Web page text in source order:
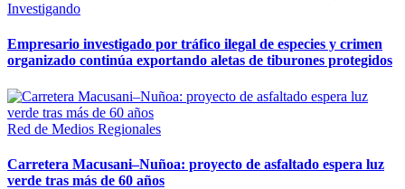
Investigando
Empresario investigado por tráfico ilegal de especies y crimen
organizado continúa exportando aletas de tiburones protegidos
Red de Medios Regionales
Carretera Macusani–Nuñoa: proyecto de asfaltado espera luz
verde tras más de 60 años